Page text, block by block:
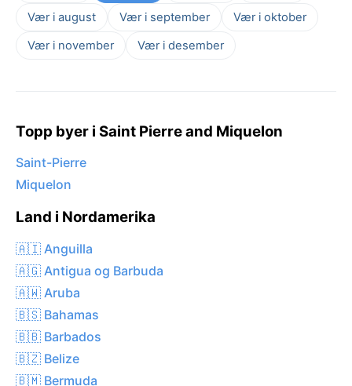
Vær i august Vær i september
Vær i oktober
Vær i november
Vær i desember
Topp byer i Saint Pierre and Miquelon
Saint-Pierre
Miquelon
Land i Nordamerika
🇦🇮 Anguilla
🇦🇬 Antigua og Barbuda
🇦🇼 Aruba
🇧🇸 Bahamas
🇧🇧 Barbados
🇧🇿 Belize
🇧🇲 Bermuda